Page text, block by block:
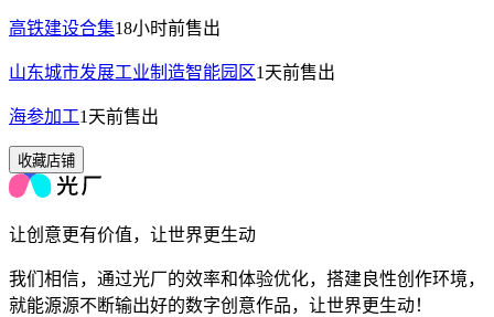
高铁建设合集18小时前售出
山东城市发展工业制造智能园区1天前售出
海参加工1天前售出
收藏店铺
让创意更有价值，让世界更生动
我们相信，通过光厂的效率和体验优化，搭建良性创作环境，
就能源源不断输出好的数字创意作品，让世界更生动！